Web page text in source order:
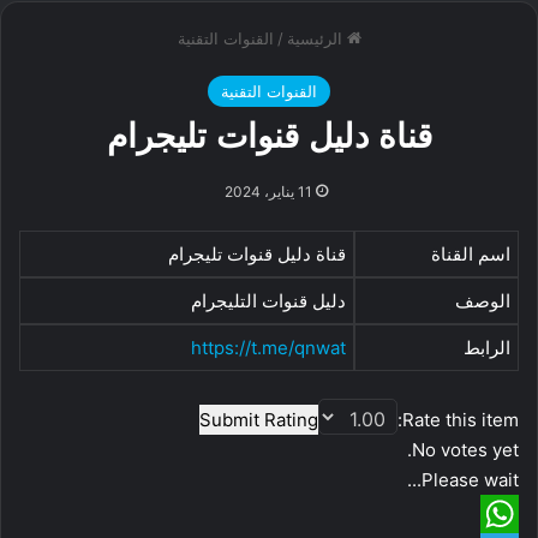
الرئيسية / القنوات التقنية
القنوات التقنية
قناة دليل قنوات تليجرام
11 يناير، 2024
اسم القناة قناة دليل قنوات تليجرام
الوصف دليل قنوات التليجرام
الرابط https://t.me/qnwat
Rate this item:
Submit Rating
No votes yet.
Please wait...